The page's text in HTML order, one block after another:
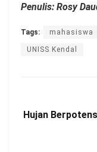
Penulis: Rosy
Tags: mahasiswa
UNISS Kendal
Hujan